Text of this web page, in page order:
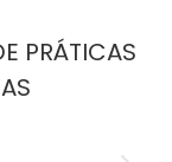
PRÁTICAS